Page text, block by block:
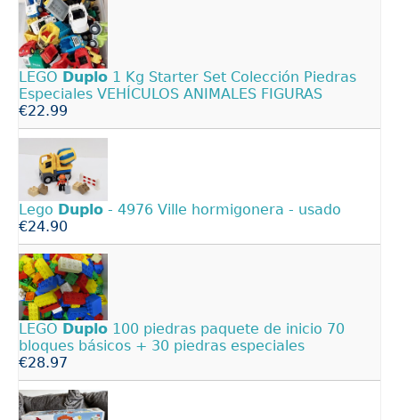
LEGO Duplo 1 Kg Starter Set Colección Piedras
Especiales VEHÍCULOS ANIMALES FIGURAS
€22.99
Lego Duplo - 4976 Ville hormigonera - usado
€24.90
LEGO Duplo 100 piedras paquete de inicio 70
bloques básicos + 30 piedras especiales
€28.97